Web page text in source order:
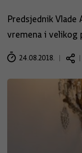
Predsjednik
vremena i velikog
24.08.2018.